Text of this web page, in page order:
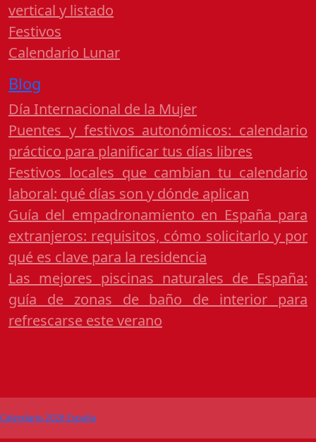
vertical y listado
Festivos
Calendario Lunar
Blog
Día Internacional de la Mujer
Puentes y festivos autonómicos: calendario
práctico para planificar tus días libres
Festivos locales que cambian tu calendario
laboral: qué días son y dónde aplican
Guía del empadronamiento en España para
extranjeros: requisitos, cómo solicitarlo y por
qué es clave para la residencia
Las mejores piscinas naturales de España:
guía de zonas de baño de interior para
refrescarse este verano
Calendario 2026 España